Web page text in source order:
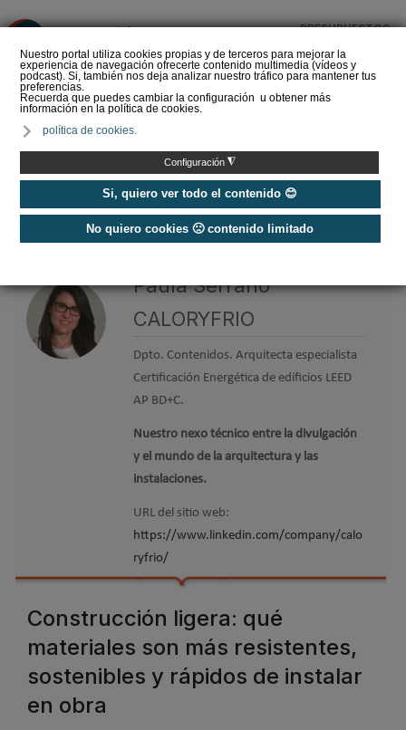
Nuestro portal utiliza cookies propias y de terceros para mejorar la
experiencia de navegación ofrecerte contenido multimedia (vídeos y
podcast). Si, también nos deja analizar nuestro tráfico para mantener tus
preferencias.
Recuerda que puedes cambiar la configuración u obtener más
información en la política de cookies.
política de cookies.
Configuración ◮
Si, quiero ver todo el contenido 😊
No quiero cookies 🙁 contenido limitado
PRESUPUESTOS
del Amperio (Episodio 3)
Etiquetas / Paula Serrano CALORYFRIO
Paula Serrano
CALORYFRIO
Dpto. Contenidos. Arquitecta especialista
Certificación Energética de edificios LEED
AP BD+C.
Nuestro nexo técnico entre la divulgación
y el mundo de la arquitectura y las
instalaciones.
URL del sitio web:
https://www.linkedin.com/company/calo
ryfrio/
Construcción ligera: qué
materiales son más resistentes,
sostenibles y rápidos de instalar
en obra